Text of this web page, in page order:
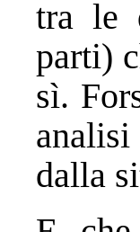
tra le
parti)
sì.
dalla